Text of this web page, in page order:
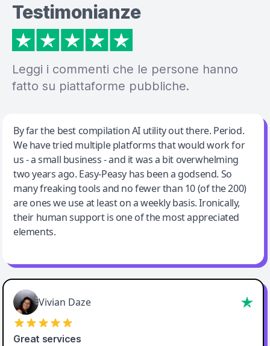
Testimonianze
Leggi i commenti che le persone hanno
fatto su piattaforme pubbliche.
Jeff Wilson
By far the best compilation AI utility
By far the best compilation AI utility out there. Period.
We have tried multiple platforms that would work for
us - a small business - and it was a bit overwhelming
two years ago. Easy-Peasy has been a godsend. So
many freaking tools and no fewer than 10 (of the 200)
are ones we use at least on a weekly basis. Ironically,
their human support is one of the most appreciated
elements.
Vivian Daze
Great services